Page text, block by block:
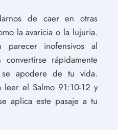
de caer en otras
la avaricia o la lujuria.
parecer inofensivos al
rápidamente
apodere de tu vida.
el Salmo 91:10-12 y
aplica este pasaje a tu